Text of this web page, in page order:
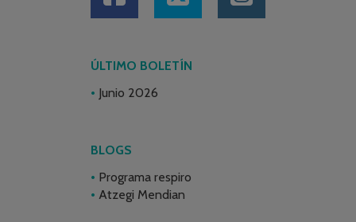
ÚLTIMO BOLETÍN
Junio 2026
BLOGS
Programa respiro
Atzegi Mendian